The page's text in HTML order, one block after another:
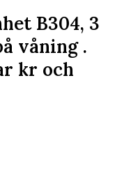
B304, 3
våning .
kr och